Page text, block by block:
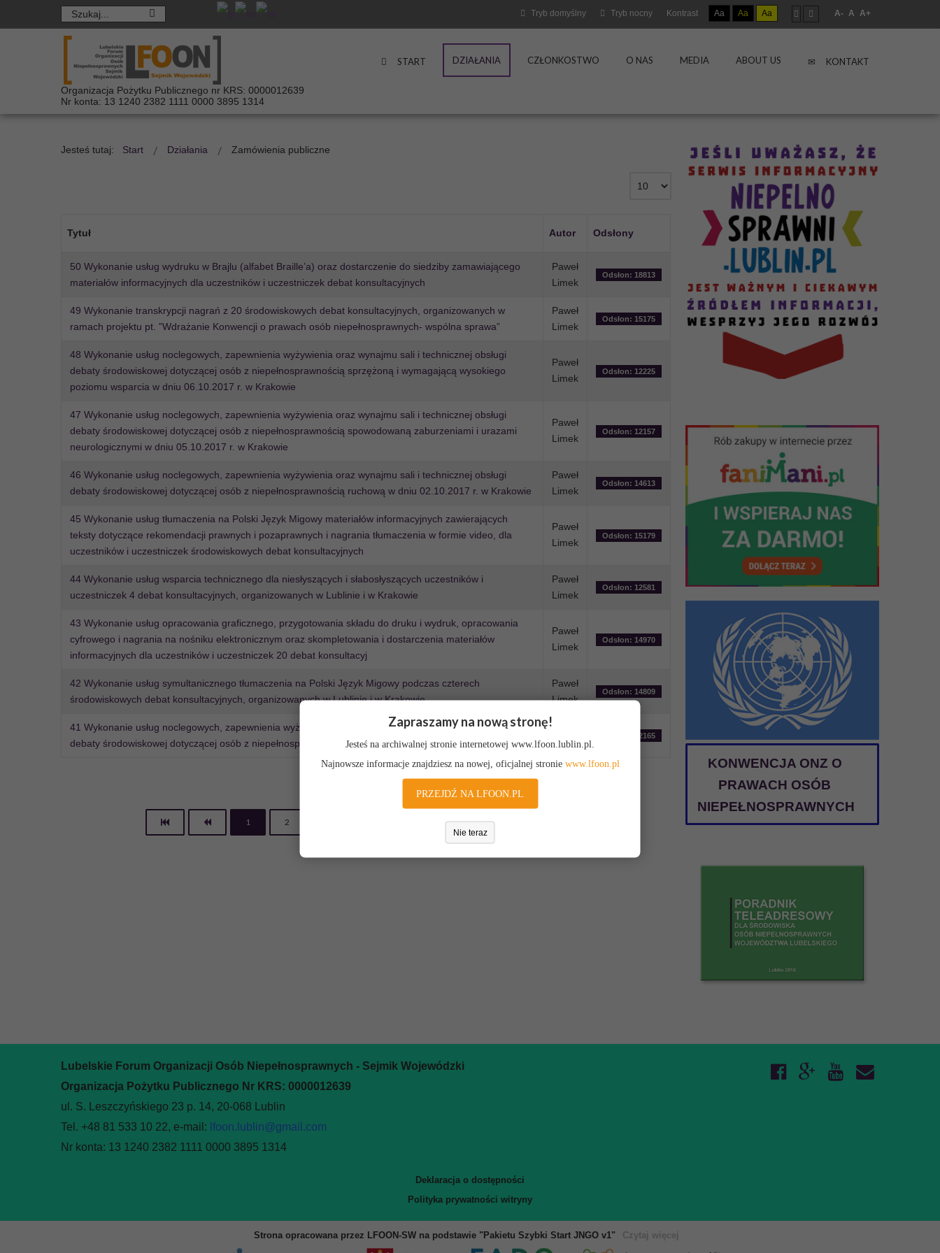
Tryb domyślny Tryb nocny Kontrast Aa Aa Aa A- A A+
Organizacja Pożytku Publicznego nr KRS: 0000012639
Nr konta: 13 1240 2382 1111 0000 3895 1314
START DZIAŁANIA CZŁONKOSTWO O NAS MEDIA ABOUT US KONTAKT
Jesteś tutaj: Start Działania Zamówienia publiczne
Tytuł Autor Odsłony
50 Wykonanie usług wydruku w Brajlu (alfabet Braille’a) oraz dostarczenie do siedziby zamawiającego
materiałów informacyjnych dla uczestników i uczestniczek debat konsultacyjnych
Paweł
Limek
Odsłon: 18813
49 Wykonanie transkrypcji nagrań z 20 środowiskowych debat konsultacyjnych, organizowanych w
ramach projektu pt. ”Wdrażanie Konwencji o prawach osób niepełnosprawnych- wspólna sprawa”
Paweł
Limek
Odsłon: 15175
48 Wykonanie usług noclegowych, zapewnienia wyżywienia oraz wynajmu sali i technicznej obsługi
debaty środowiskowej dotyczącej osób z niepełnosprawnością sprzężoną i wymagającą wysokiego
poziomu wsparcia w dniu 06.10.2017 r. w Krakowie
Paweł
Limek
Odsłon: 12225
47 Wykonanie usług noclegowych, zapewnienia wyżywienia oraz wynajmu sali i technicznej obsługi
debaty środowiskowej dotyczącej osób z niepełnosprawnością spowodowaną zaburzeniami i urazami
neurologicznymi w dniu 05.10.2017 r. w Krakowie
Paweł
Limek
Odsłon: 12157
46 Wykonanie usług noclegowych, zapewnienia wyżywienia oraz wynajmu sali i technicznej obsługi
debaty środowiskowej dotyczącej osób z niepełnosprawnością ruchową w dniu 02.10.2017 r. w Krakowie
Paweł
Limek
Odsłon: 14613
45 Wykonanie usług tłumaczenia na Polski Język Migowy materiałów informacyjnych zawierających
teksty dotyczące rekomendacji prawnych i pozaprawnych i nagrania tłumaczenia w formie video, dla
uczestników i uczestniczek środowiskowych debat konsultacyjnych
Paweł
Limek
Odsłon: 15179
44 Wykonanie usług wsparcia technicznego dla niesłyszących i słabosłyszących uczestników i
uczestniczek 4 debat konsultacyjnych, organizowanych w Lublinie i w Krakowie
Paweł
Limek
Odsłon: 12581
43 Wykonanie usług opracowania graficznego, przygotowania składu do druku i wydruk, opracowania
cyfrowego i nagrania na nośniku elektronicznym oraz skompletowania i dostarczenia materiałów
informacyjnych dla uczestników i uczestniczek 20 debat konsultacyj
Paweł
Limek
Odsłon: 14970
42 Wykonanie usług symultanicznego tłumaczenia na Polski Język Migowy podczas czterech
środowiskowych debat konsultacyjnych, organizowanych w Lublinie i w Krakowie
Paweł
Limek
Odsłon: 14809
41 Wykonanie usług noclegowych, zapewnienia wyżywienia oraz wynajmu sali i technicznej obsługi
debaty środowiskowej dotyczącej osób z niepełnosprawnością ruchową w dniu 21.09.2017 r. w Lublinie
Limek
Odsłon: 12165
1 2 6 7
KONWENCJA ONZ O
PRAWACH OSÓB
NIEPEŁNOSPRAWNYCH
Lubelskie Forum Organizacji Osób Niepełnosprawnych - Sejmik Wojewódzki
Organizacja Pożytku Publicznego Nr KRS: 0000012639
ul. S. Leszczyńskiego 23 p. 14, 20-068 Lublin
Tel. +48 81 533 10 22, e-mail: lfoon.lublin@gmail.com
Nr konta: 13 1240 2382 1111 0000 3895 1314
Deklaracja o dostępności
Polityka prywatności witryny
Strona opracowana przez LFOON-SW na podstawie "Pakietu Szybki Start JNGO v1" Czytaj więcej
Zapraszamy na nową stronę!
Jesteś na archiwalnej stronie internetowej www.lfoon.lublin.pl.
Najnowsze informacje znajdziesz na nowej, oficjalnej stronie www.lfoon.pl
PRZEJDŹ NA LFOON.PL
Nie teraz